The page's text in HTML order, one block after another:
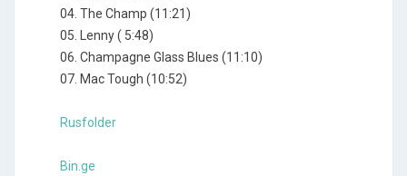
04. The Champ (11:21)
05. Lenny ( 5:48)
06. Champagne Glass Blues (11:10)
07. Mac Tough (10:52)
Rusfolder
Bin.ge